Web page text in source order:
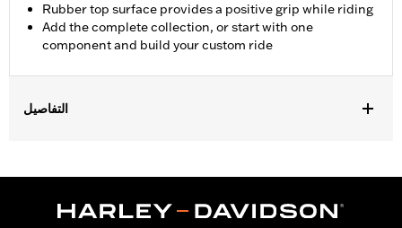
Rubber top surface provides a positive grip while riding
Add the complete collection, or start with one
component and build your custom ride
التفاصيل
peg mounts.
Installation Instructions